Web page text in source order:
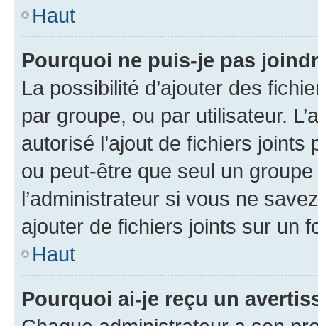
Haut
Pourquoi ne puis-je pas
La possibilité d’ajouter des
par groupe, ou par utilisateur.
autorisé l’ajout de fichiers
ou peut-être que seul un
l’administrateur si vous ne
ajouter de fichiers joints sur un
Haut
Pourquoi ai-je reçu un